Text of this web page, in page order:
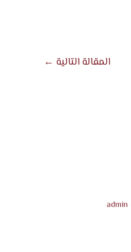
المقالة التالية ←
admin